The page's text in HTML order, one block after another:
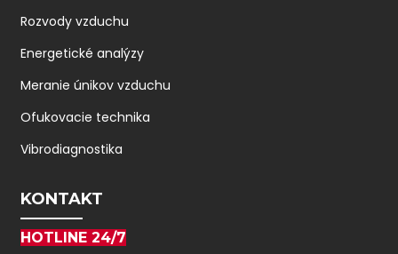
Rozvody vzduchu
Energetické analýzy
Meranie únikov vzduchu
Ofukovacie technika
Vibrodiagnostika
KONTAKT
HOTLINE 24/7